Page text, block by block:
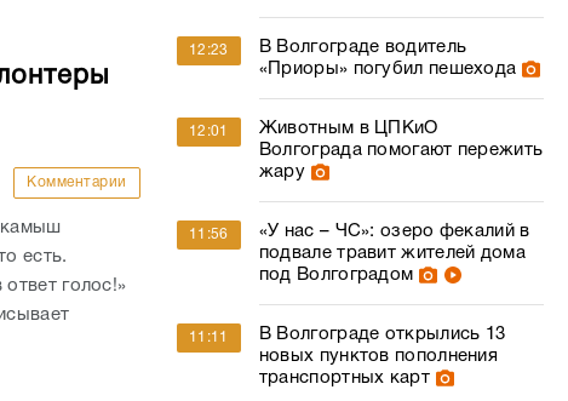
Комментарии
камыш
есть.
голос!»
12:23
В Волгограде водитель
«Приоры» погубил пешехода
12:01
Животным в ЦПКиО
Волгограда помогают пережить
жару
11:56
«У нас – ЧС»: озеро фекалий в
подвале травит жителей дома
под Волгоградом
11:11
В Волгограде открылись 13
новых пунктов пополнения
транспортных карт